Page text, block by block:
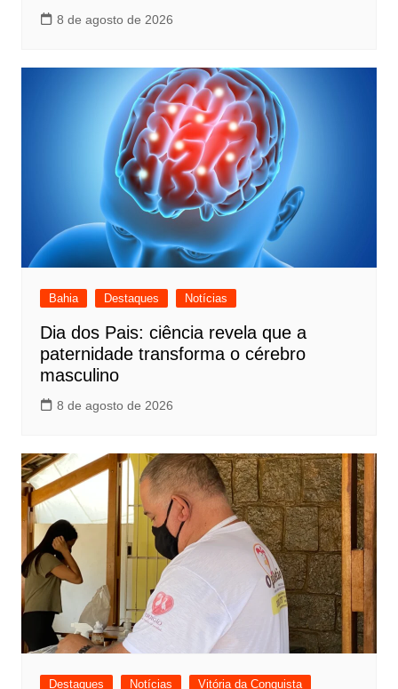
8 de agosto de 2026
Bahia Destaques Notícias
Dia dos Pais: ciência revela que a
paternidade transforma o cérebro
masculino
8 de agosto de 2026
Destaques Notícias Vitória da Conquista